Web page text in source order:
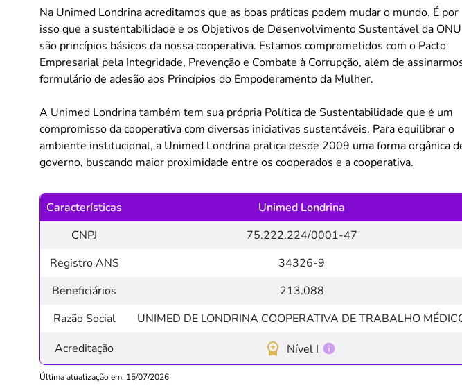
Na Unimed Londrina acreditamos que as boas práticas podem mudar o mundo. É por
isso que a sustentabilidade e os Objetivos de Desenvolvimento Sustentável da ONU
são princípios básicos da nossa cooperativa. Estamos comprometidos com o Pacto
Empresarial pela Integridade, Prevenção e Combate à Corrupção, além de
formulário de adesão aos Princípios do Empoderamento da Mulher.
A Unimed Londrina também tem sua própria Política de Sustentabilidade que é um
compromisso da cooperativa com diversas iniciativas sustentáveis. Para equilibrar o
ambiente institucional, a Unimed Londrina pratica desde 2009 uma forma orgânica
governo, buscando maior proximidade entre os cooperados e a cooperativa.
Características
Unimed Londrina
CNPJ
75.222.224/0001-47
Registro ANS
34326-9
Beneficiários
213.088
Razão Social
UNIMED DE LONDRINA COOPERATIVA DE TRABALHO
Acreditação
Nível I
Última atualização em: 15/07/2026